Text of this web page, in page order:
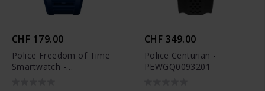
CHF 179.00
Police Freedom of Time
Smartwatch -
CHF 349.00
Police Centurian -
PEWGQ0093201